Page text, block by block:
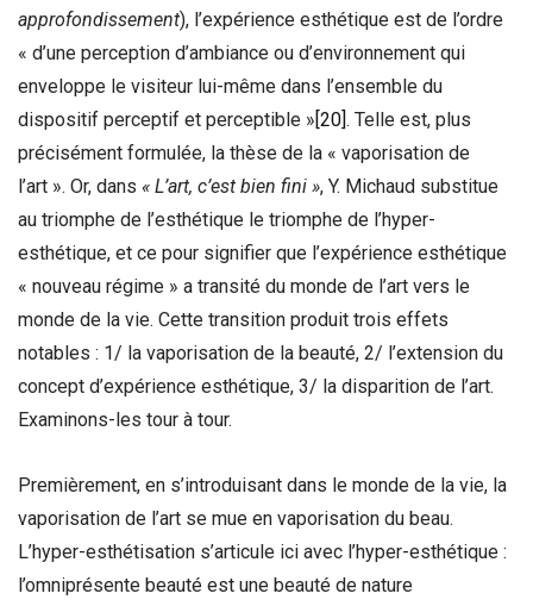
approfondissement), l’expérience esthétique est de l’ordre
« d’une perception d’ambiance ou d’environnement qui
enveloppe le visiteur lui-même dans l’ensemble du
dispositif perceptif et perceptible »[20]. Telle est, plus
précisément formulée, la thèse de la « vaporisation de
l’art ». Or, dans « L’art, c’est bien fini », Y. Michaud substitue
au triomphe de l’esthétique le triomphe de l’hyper-
esthétique, et ce pour signifier que l’expérience esthétique
« nouveau régime » a transité du monde de l’art vers le
monde de la vie. Cette transition produit trois effets
notables : 1/ la vaporisation de la beauté, 2/ l’extension du
concept d’expérience esthétique, 3/ la disparition de l’art.
Examinons-les tour à tour.
Premièrement, en s’introduisant dans le monde de la vie, la
vaporisation de l’art se mue en vaporisation du beau.
L’hyper-esthétisation s’articule ici avec l’hyper-esthétique :
l’omniprésente beauté est une beauté de nature